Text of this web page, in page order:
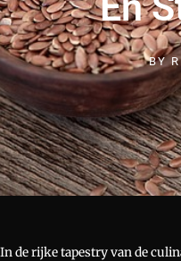
BY
In de rijke tapestry van de